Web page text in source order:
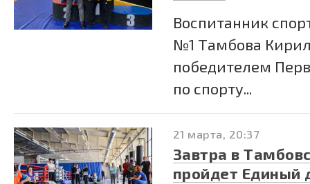
Воспитанник
№1 Тамбова
победителем
по спорту...
21 марта, 20:37
Завтра в
пройдет Единый